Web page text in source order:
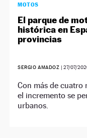
MOTOS
El parque de
histórica en
provincias
SERGIO AMADOZ |27/07/
Con más de cuatro
el incremento se
urbanos.